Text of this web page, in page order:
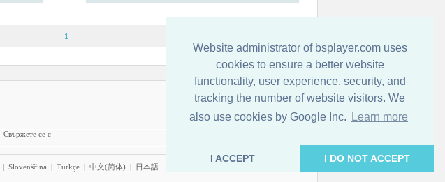
Website administrator of bsplayer.com uses
cookies to ensure a better website
functionality, user experience, security, and
tracking the number of website visitors. We
also use cookies by Google Inc.
Learn more
I ACCEPT I DO NOT ACCEPT
1
Свържете се с нас
Свържете се с
| Slovenščina | Türkçe | 中文(简体) | 日本語